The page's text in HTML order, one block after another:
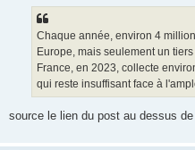
Chaque année, environ 4
Europe, mais seulement un
France, en 2023, collecte
qui reste insuffisant face à
source le lien du post au dessus